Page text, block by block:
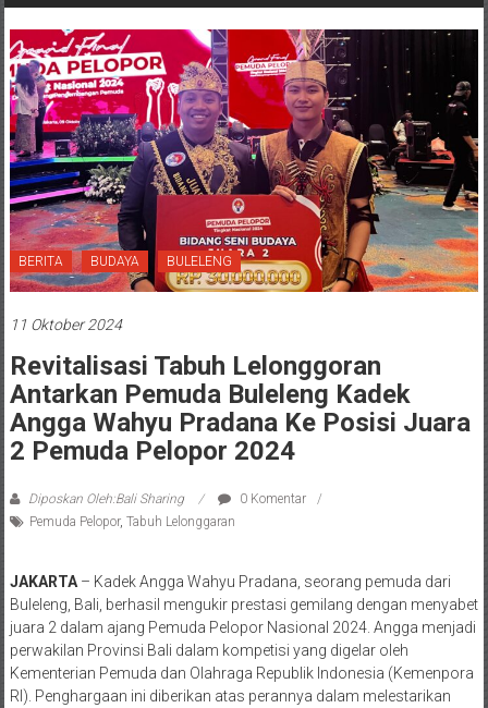
BERITA BUDAYA BULELENG
11 Oktober 2024
Revitalisasi Tabuh Lelonggoran
Antarkan Pemuda Buleleng Kadek
Angga Wahyu Pradana Ke Posisi Juara
2 Pemuda Pelopor 2024
Diposkan Oleh:Bali Sharing
0 Komentar
Pemuda Pelopor, Tabuh Lelonggaran
JAKARTA– Kadek Angga Wahyu Pradana, seorang pemuda dari
Buleleng, Bali, berhasil mengukir prestasi gemilang dengan menyabet
juara 2 dalam ajang Pemuda Pelopor Nasional 2024. Angga menjadi
perwakilan Provinsi Bali dalam kompetisi yang digelar oleh
Kementerian Pemuda dan Olahraga Republik Indonesia (Kemenpora
RI). Penghargaan ini diberikan atas perannya dalam melestarikan